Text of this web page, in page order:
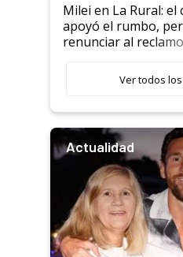
Milei en La Rural: el
apoyó el rumbo,
renunciar al reclamo
Ver todos
Actualidad